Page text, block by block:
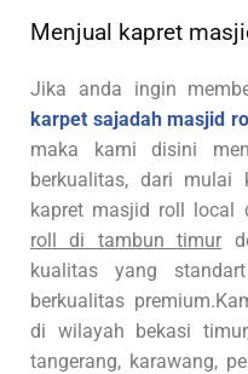
Menjual kapret
Jika anda ingin
karpet sajadah masjid
maka kami disini
berkualitas, dari
kapret masjid roll local
roll di tambun timur
kualitas yang
berkualitas
di wilayah bekasi
tangerang, karawang,